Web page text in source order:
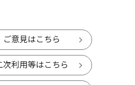
ご意見はこちら
次利用等はこちら